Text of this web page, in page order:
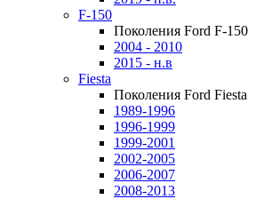
F-150
Поколения Ford F-150
2004 - 2010
2015 - н.в
Fiesta
Поколения Ford Fiesta
1989-1996
1996-1999
1999-2001
2002-2005
2006-2007
2008-2013